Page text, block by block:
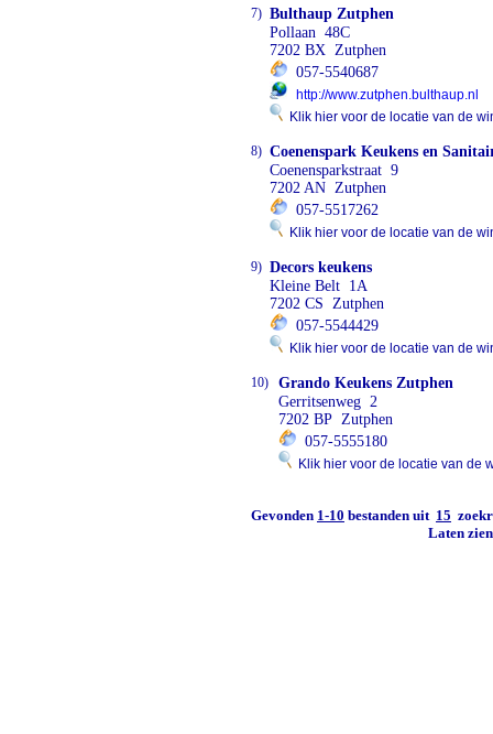
7) Bulthaup Zutphen
Pollaan 48C
7202 BX Zutphen
057-5540687
http://www.zutphen.bulthaup.nl
Klik hier voor de locatie van de
8) Coenenspark Keukens en
Coenensparkstraat 9
7202 AN Zutphen
057-5517262
Klik hier voor de locatie van de
9) Decors keukens
Kleine Belt 1A
7202 CS Zutphen
057-5544429
Klik hier voor de locatie van de
10)
Grando Keukens Zutphen
Gerritsenweg 2
7202 BP Zutphen
057-5555180
Klik hier voor de locatie van de
Gevonden 1-10 bestanden uit 15
Laten